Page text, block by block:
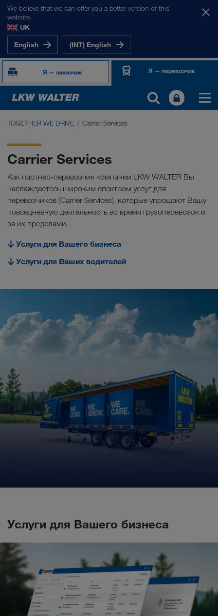
We believe that we can offer you a better version of this
website.
UK
English
(INT) English
Я — заказчик Я — перевозчик
TOGETHER WE DRIVE
WE LOAD
WE GROW
WE CARE
Carrier Services
Onboarding
TOGETHER WE DRIVE Carrier Services
Carrier Services
Как партнер-перевозчик компании LKW WALTER Вы
наслаждаетесь широким спектром услуг для
перевозчиков (Carrier Services), которые упрощают Вашу
повседневную деятельность во время грузоперевозок и
за их пределами.
Услуги для Вашего бизнеса
Услуги для Ваших водителей
Услуги для Вашего бизнеса